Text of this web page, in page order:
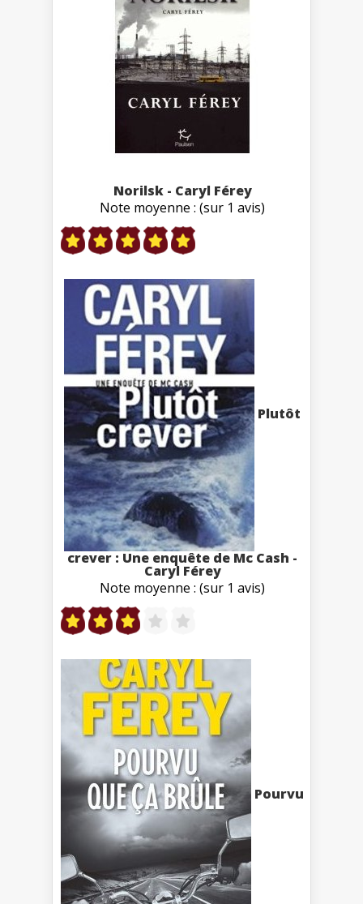
Norilsk - Caryl Férey
Note moyenne : (sur 1 avis)
Plutôt
crever : Une enquête de Mc Cash -
Caryl Férey
Note moyenne : (sur 1 avis)
Pourvu